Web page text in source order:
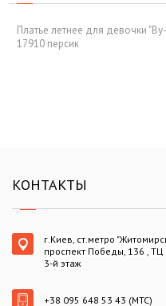
Платье летнее для девочки
17910 персик
КОНТАКТЫ
г.Киев, ст.метро
проспект Победы, 136 , ТЦ
3-й этаж
+38 095 648 53 43 (МТС)